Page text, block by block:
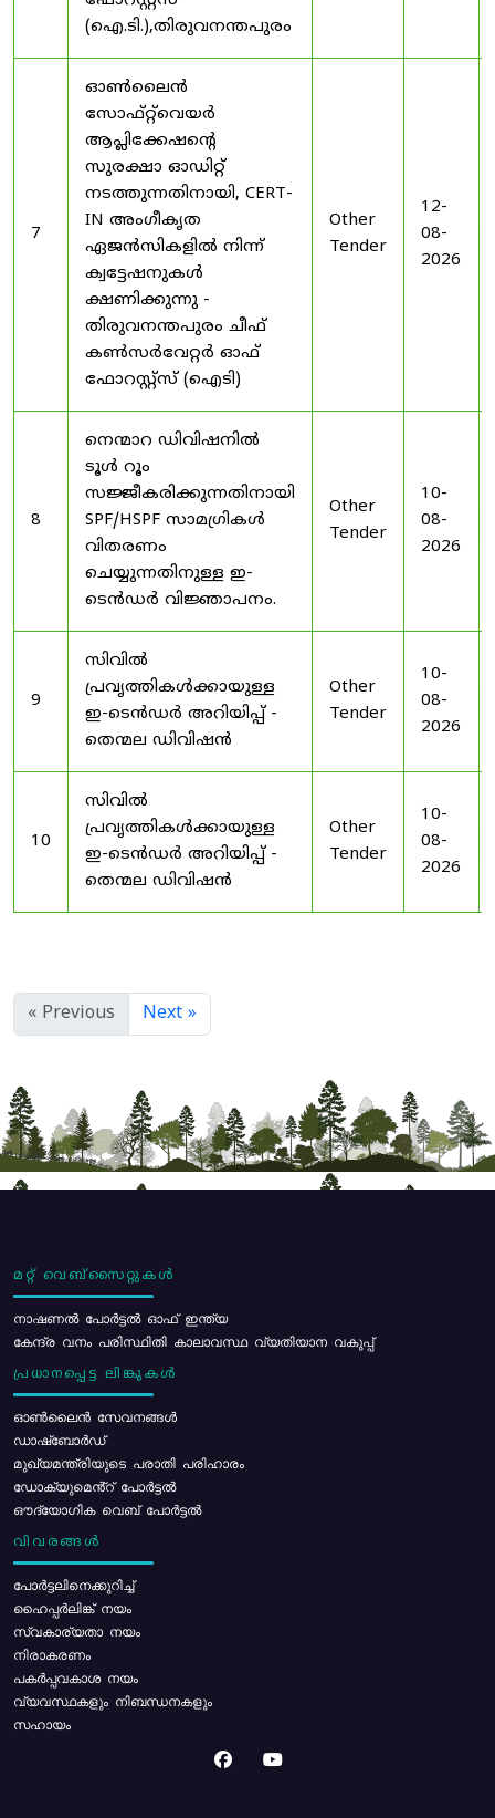
(ഐ.ടി.),തിരുവനന്തപുരം
7
ഓൺലൈൻ
സോഫ്റ്റ്‌വെയർ
ആപ്ലിക്കേഷന്റെ
സുരക്ഷാ ഓഡിറ്റ്
നടത്തുന്നതിനായി, CERT-
IN അംഗീകൃത
ഏജൻസികളിൽ നിന്ന്
ക്വട്ടേഷനുകൾ
ക്ഷണിക്കുന്നു -
തിരുവനന്തപുരം ചീഫ്
കൺസർവേറ്റർ ഓഫ്
ഫോറസ്റ്റ്സ് (ഐടി)
Other
Tender
12-
08-
2026
8
നെന്മാറ ഡിവിഷനിൽ
ടൂൾ റൂം
സജ്ജീകരിക്കുന്നതിനായി
SPF/HSPF സാമഗ്രികൾ
വിതരണം
ചെയ്യുന്നതിനുള്ള ഇ-
ടെൻഡർ വിജ്ഞാപനം.
Other
Tender
10-
08-
2026
9
സിവിൽ
പ്രവൃത്തികൾക്കായുള്ള
ഇ-ടെൻഡർ അറിയിപ്പ് -
തെന്മല ഡിവിഷൻ
Other
Tender
10-
08-
2026
10
സിവിൽ
പ്രവൃത്തികൾക്കായുള്ള
ഇ-ടെൻഡർ അറിയിപ്പ് -
തെന്മല ഡിവിഷൻ
Other
Tender
10-
08-
2026
« Previous Next »
മറ്റ് വെബ്സൈറ്റുകൾ
നാഷണൽ പോർട്ടൽ ഓഫ് ഇന്ത്യ
കേന്ദ്ര വനം പരിസ്ഥിതി കാലാവസ്ഥ വ്യതിയാന വകുപ്പ്
പ്രധാനപ്പെട്ട ലിങ്കുകൾ
ഓൺലൈൻ സേവനങ്ങൾ
ഡാഷ്ബോർഡ്
മുഖ്യമന്ത്രിയുടെ പരാതി പരിഹാരം
ഡോക്യുമെൻ്റ് പോർട്ടൽ
ഔദ്യോഗിക വെബ് പോർട്ടൽ
വിവരങ്ങൾ
പോര്‍ട്ടലിനെക്കുറിച്ച്
ഹൈപ്പർലിങ്ക് നയം
സ്വകാര്യതാ നയം
നിരാകരണം
പകർപ്പവകാശ നയം
വ്യവസ്ഥകളും നിബന്ധനകളും
സഹായം